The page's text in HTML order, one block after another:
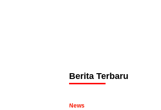
Berita Terbaru
News